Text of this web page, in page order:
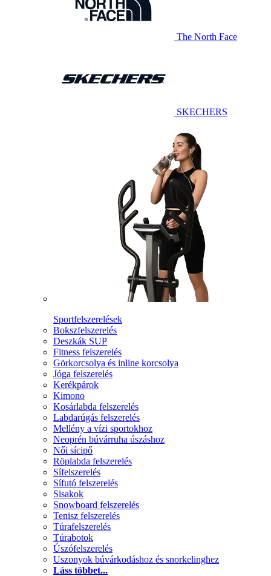
The North Face
SKECHERS
Sportfelszerelések
Bokszfelszerelés
Deszkák SUP
Fitness felszerelés
Görkorcsolya és inline korcsolya
Jóga felszerelés
Kerékpárok
Kimono
Kosárlabda felszerelés
Labdarúgás felszerelés
Mellény a vízi sportokhoz
Neoprén búvárruha úszáshoz
Női sícipő
Röplabda felszerelés
Sífelszerelés
Sífutó felszerelés
Sisakok
Snowboard felszerelés
Tenisz felszerelés
Túrafelszerelés
Túrabotok
Úszófelszerelés
Uszonyok búvárkodáshoz és snorkelinghez
Láss többet...